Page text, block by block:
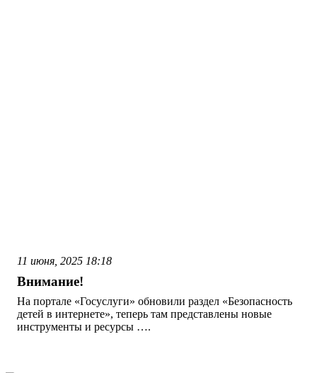
11 июня, 2025 18:18
Внимание!
На портале «Госуслуги» обновили раздел «Безопасность
детей в интернете», теперь там представлены новые
инструменты и ресурсы ….